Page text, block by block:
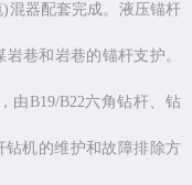
混器配套完成。液压锚杆
巷和岩巷的锚杆支护。
由B19/B22六角钻杆、钻
机的维护和故障排除方